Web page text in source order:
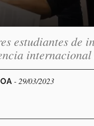
estudiantes de
- 29/03/2023